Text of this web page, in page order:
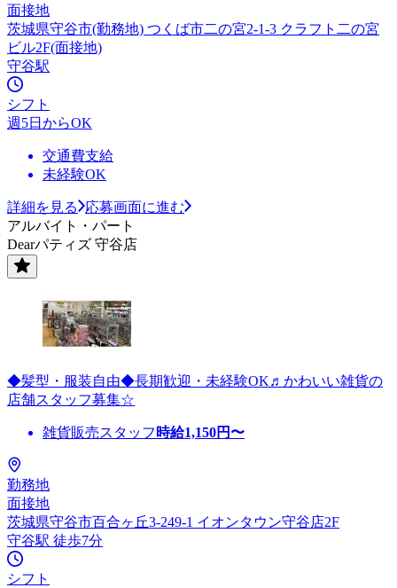
面接地
茨城県守谷市(勤務地) つくば市二の宮2-1-3 クラフト二の宮
ビル2F(面接地)
守谷駅
シフト
週5日からOK
交通費支給
未経験OK
詳細を見る
応募画面に進む
アルバイト・パート
Dearパティズ 守谷店
◆髪型・服装自由◆長期歓迎・未経験OK♬かわいい雑貨の
店舗スタッフ募集☆
雑貨販売スタッフ 時給1,150円〜
勤務地
面接地
茨城県守谷市百合ヶ丘3-249-1 イオンタウン守谷店2F
守谷駅 徒歩7分
シフト